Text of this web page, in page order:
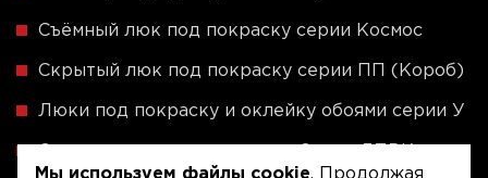
Съёмный люк под покраску серии Космос
Скрытый люк под покраску серии ПП (Короб)
Люки под покраску и оклейку обоями серии У
Мы используем файлы cookie. Продолжая